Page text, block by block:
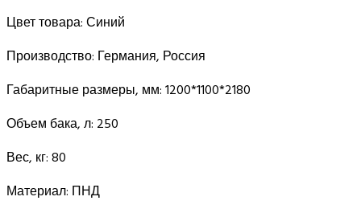
Цвет товара:Синий
Производство: Германия, Россия
Габаритные размеры, мм:1200*1100*2180
Объем бака, л: 250
Вес, кг:80
Материал: ПНД